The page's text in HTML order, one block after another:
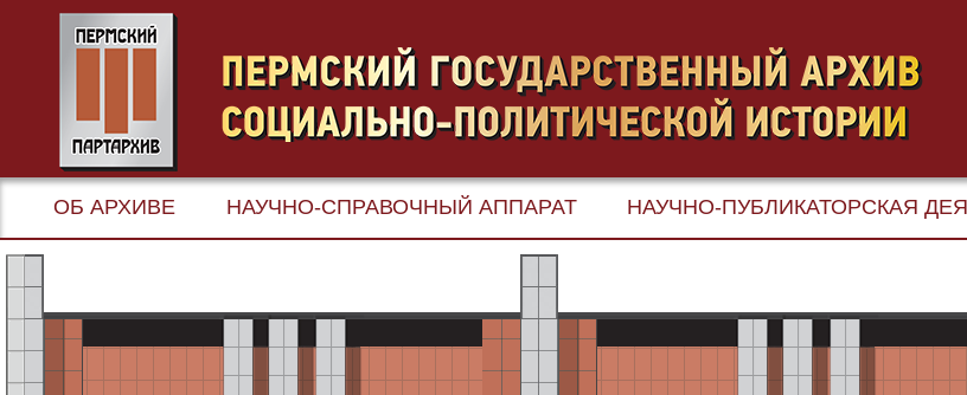
ОБ АРХИВЕ НАУЧНО-СПРАВОЧНЫЙ АППАРАТ НАУЧНО-ПУБЛИКАТОРСКАЯ